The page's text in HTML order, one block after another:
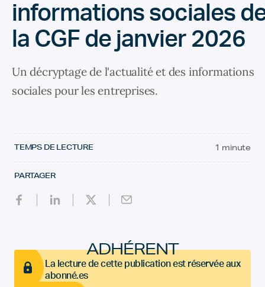
informations sociales
la CGF de janvier 2026
Un décryptage de l'actualité et des informations
sociales pour les entreprises.
TEMPS DE LECTURE 1 minute
PARTAGER
ADHÉRENT
La lecture de cette publication est réservée aux
abonné.es